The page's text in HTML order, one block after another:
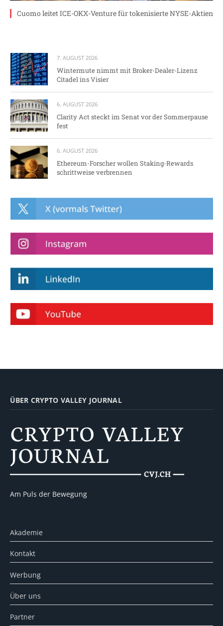
Cuomo leitet ICE-OKX-Venture für tokenisierte NYSE-Aktien
7. AUGUST 2026
Wintermute nimmt mit Broker-Dealer-Lizenz
Citadel ins Visier
6. AUGUST 2026
Clarity Act steckt im Senat vor der Sommerpause
fest
6. AUGUST 2026
Ethereum-Forscher wollen Staking-Rewards
schrittweise verbrennen
ÜBER CRYPTO VALLEY JOURNAL
Am Puls der Bewegung
Akademie
Kontakt
Werbung
Über uns
Partner